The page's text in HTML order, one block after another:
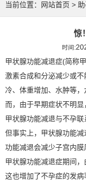
当前位置： 网站首页 >
惊
时间:
甲状腺功能减退症(简称
激素合成和分泌减少或
冷、体重增加、水肿等
而，由于早期症状不明
甲状腺功能减退与不孕联
但事实上，甲状腺功能
功能减退会减少子宫内
甲状腺功能减退症期间，
这也增加了不孕症的发